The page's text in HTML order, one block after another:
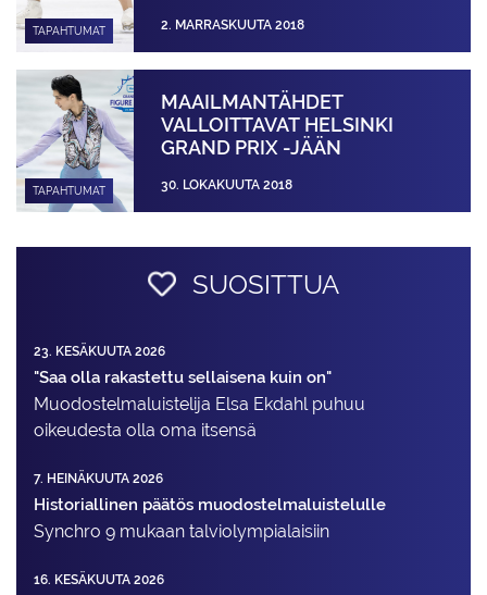
TAPAHTUMAT 2. MARRASKUUTA 2018
TAPAHTUMAT
MAAILMANTÄHDET
VALLOITTAVAT HELSINKI
GRAND PRIX -JÄÄN
30. LOKAKUUTA 2018
SUOSITTUA
23. KESÄKUUTA 2026
"Saa olla rakastettu sellaisena kuin on"
Muodostelma­luistelija Elsa Ekdahl puhuu
oikeudesta olla oma itsensä
7. HEINÄKUUTA 2026
Historiallinen päätös muodostelmaluistelulle
Synchro 9 mukaan talviolympialaisiin
16. KESÄKUUTA 2026